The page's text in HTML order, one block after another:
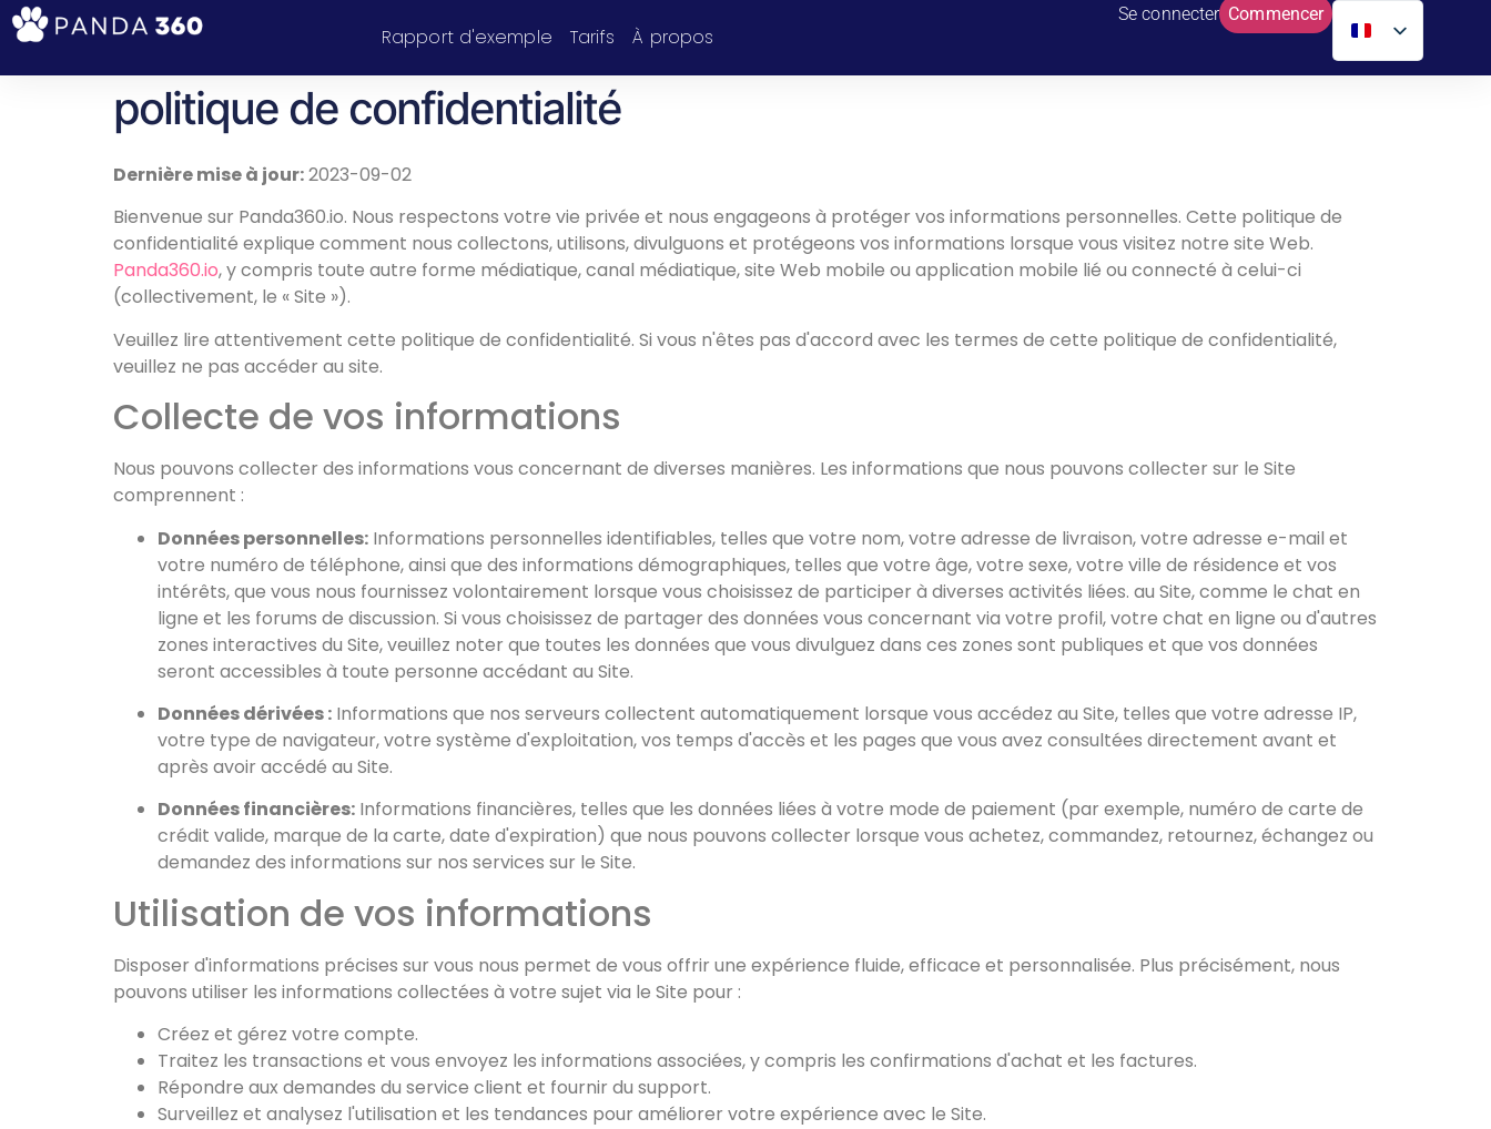
Rapport d'exemple Tarifs À propos
Se connecter Commencer
politique de confidentialité
Dernière mise à jour:2023-09-02
Bienvenue sur Panda360.io. Nous respectons votre vie privée et nous engageons à protéger vos informations personnelles. Cette politique de
confidentialité explique comment nous collectons, utilisons, divulguons et protégeons vos informations lorsque vous visitez notre site Web.
Panda360.io, y compris toute autre forme médiatique, canal médiatique, site Web mobile ou application mobile lié ou connecté à celui-ci
(collectivement, le « Site »).
Veuillez lire attentivement cette politique de confidentialité. Si vous n'êtes pas d'accord avec les termes de cette politique de confidentialité,
veuillez ne pas accéder au site.
Collecte de vos informations
Nous pouvons collecter des informations vous concernant de diverses manières. Les informations que nous pouvons collecter sur le Site
comprennent :
Données personnelles: Informations personnelles identifiables, telles que votre nom, votre adresse de livraison, votre adresse e-mail et
votre numéro de téléphone, ainsi que des informations démographiques, telles que votre âge, votre sexe, votre ville de résidence et vos
intérêts, que vous nous fournissez volontairement lorsque vous choisissez de participer à diverses activités liées. au Site, comme le chat en
ligne et les forums de discussion. Si vous choisissez de partager des données vous concernant via votre profil, votre chat en ligne ou d'autres
zones interactives du Site, veuillez noter que toutes les données que vous divulguez dans ces zones sont publiques et que vos données
seront accessibles à toute personne accédant au Site.
Données dérivées : Informations que nos serveurs collectent automatiquement lorsque vous accédez au Site, telles que votre adresse IP,
votre type de navigateur, votre système d'exploitation, vos temps d'accès et les pages que vous avez consultées directement avant et
après avoir accédé au Site.
Données financières: Informations financières, telles que les données liées à votre mode de paiement (par exemple, numéro de carte de
crédit valide, marque de la carte, date d'expiration) que nous pouvons collecter lorsque vous achetez, commandez, retournez, échangez ou
demandez des informations sur nos services sur le Site.
Utilisation de vos informations
Disposer d'informations précises sur vous nous permet de vous offrir une expérience fluide, efficace et personnalisée. Plus précisément, nous
pouvons utiliser les informations collectées à votre sujet via le Site pour :
Créez et gérez votre compte.
Traitez les transactions et vous envoyez les informations associées, y compris les confirmations d'achat et les factures.
Répondre aux demandes du service client et fournir du support.
Surveillez et analysez l'utilisation et les tendances pour améliorer votre expérience avec le Site.